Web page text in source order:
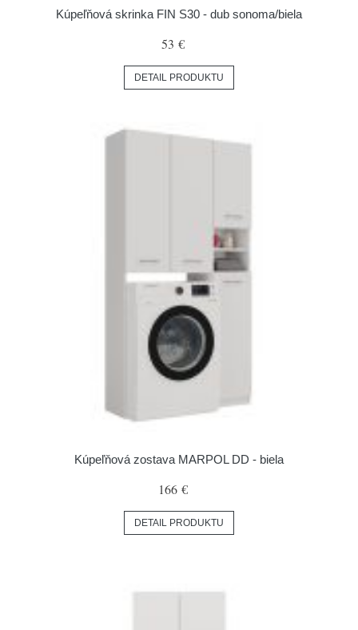
Kúpeľňová skrinka FIN S30 - dub sonoma/biela
53 €
DETAIL PRODUKTU
Kúpeľňová zostava MARPOL DD - biela
166 €
DETAIL PRODUKTU